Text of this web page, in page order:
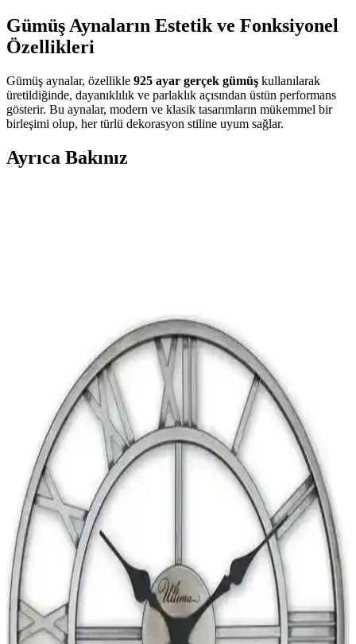
Gümüş Aynaların Estetik ve Fonksiyonel
Özellikleri
Gümüş aynalar, özellikle 925 ayar gerçek gümüş kullanılarak
üretildiğinde, dayanıklılık ve parlaklık açısından üstün performans
gösterir. Bu aynalar, modern ve klasik tasarımların mükemmel bir
birleşimi olup, her türlü dekorasyon stiline uyum sağlar.
Ayrıca Bakınız
Cadence Mermer Efekti Gümüş: Dekorasyonda Yeni
Trend ve Bilgi Eksikliği
Cadence mermer efekti gümüş ifadesi dekorasyonda yeni bir trend
olarak öne çıkıyor ancak mevcut arama sonuçlarında somut bilgi
bulunmuyor. Mermer ve gümüş tonları dekorasyonda şıklık sağlar.
KristalGalerisi 6 Kişilik Gümüş Renkli Çay Kaşığı
Seti Şıklık ve Fonksiyonelliğin Birleşimi
KristalGalerisi'nin 6 kişilik gümüş renkli çay kaşığı seti, dayanıklı
çelik malzemesi ve şık tasarımıyla günlük ve özel kullanımlarınıza
estetik katar, uzun ömürlü ve kullanışlıdır.
Ege Modüler Beyaz Gümüş Metal Ayaklı Zigon
Sehpa Seti Modern ve Şık Tasarım
Ege Modüler Zigon Sehpa, modern tasarımı ve dayanıklı
malzemeleriyle yaşam alanlarınızı şık ve fonksiyonel hale getirir.
Üçlü set, farklı boyutlarıyla çeşitli ihtiyaçlara uygun, estetik
detaylarıyla dikkat çeker.